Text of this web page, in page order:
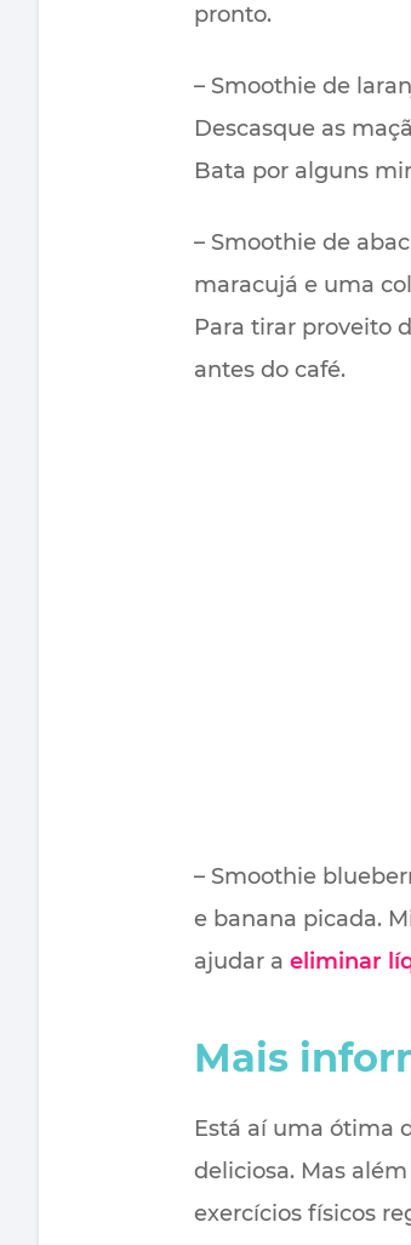
pronto.
– Smoothie de
Descasque as
Bata por alguns
– Smoothie de
maracujá e uma
Para tirar proveito
antes do café.
– Smoothie
e banana picada.
ajudar a eliminar
Mais
Está aí uma ótima
deliciosa. Mas
exercícios físicos